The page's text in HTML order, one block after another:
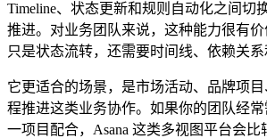
Timeline、状态更新和规则自动化之间切
推进。对业务团队来说，这种能力很有
只是状态流转，还需要时间线、依赖关系
它更适合的场景，是市场活动、品牌项
程推进这类业务协作。如果你的团队经
一项目配合，Asana 这类多视图平台会